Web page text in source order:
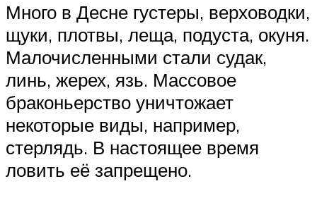
Много в Десне густеры, верховодки,
щуки, плотвы, леща, подуста, окуня.
Малочисленными стали судак,
линь, жерех, язь. Массовое
браконьерство уничтожает
некоторые виды, например,
стерлядь. В настоящее время
ловить её запрещено.